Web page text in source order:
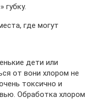
губку.
где могут
дети или
от вони хлором не
токсично и
Обработка хлором